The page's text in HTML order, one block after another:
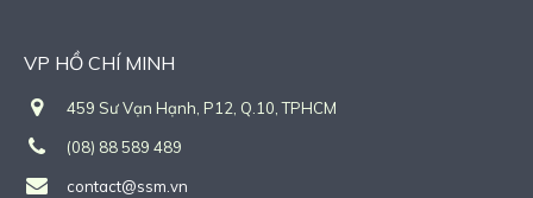
VP HỒ CHÍ MINH
459 Sư Vạn Hạnh, P12, Q.10, TPHCM
(08) 88 589 489
contact@ssm.vn